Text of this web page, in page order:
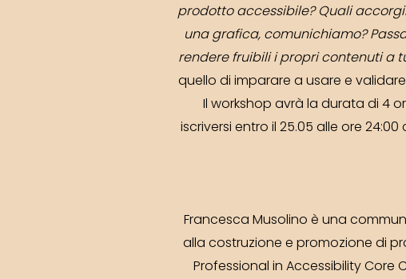
prodotto accessibile? Quali
una grafica, comunichiamo?
rendere fruibili i propri contenuti a
quello di imparare a usare e
Il workshop avrà la durata di 4
iscriversi entro il 25.05 alle ore
Francesca Musolino è una
alla costruzione e promozione di
Professional in Accessibility